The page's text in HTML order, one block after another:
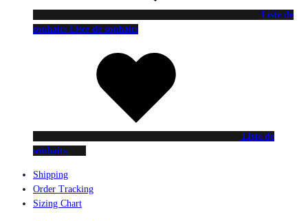
Liste de
souhaits Liste de souhaits
Liste de
souhaits
Shipping
Order Tracking
Sizing Chart